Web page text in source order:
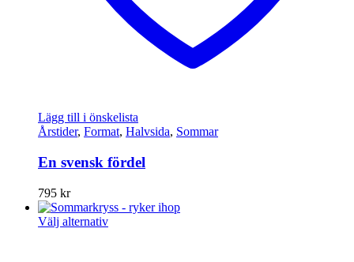
Lägg till i önskelista
Årstider, Format, Halvsida, Sommar
En svensk fördel
795 kr
Välj alternativDen